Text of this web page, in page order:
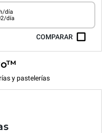
día
día
COMPARAR
y pastelerías